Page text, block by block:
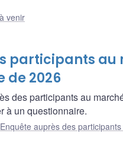
venir
participants au
de 2026
des participants au
à un questionnaire.
Enquête auprès des